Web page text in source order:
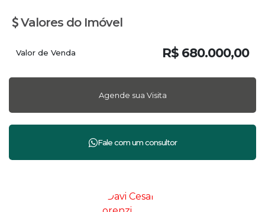
Valores do Imóvel
R$ 680.000,00
Valor de Venda